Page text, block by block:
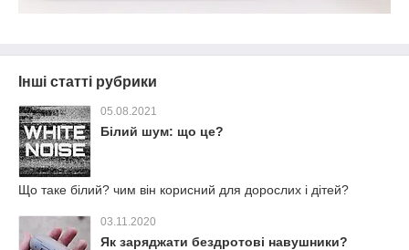
Інші статті рубрики
05.08.2021
Білий шум: що це?
Що таке білий? чим він корисний для дорослих і дітей?
03.11.2020
Як заряджати бездротові навушники?